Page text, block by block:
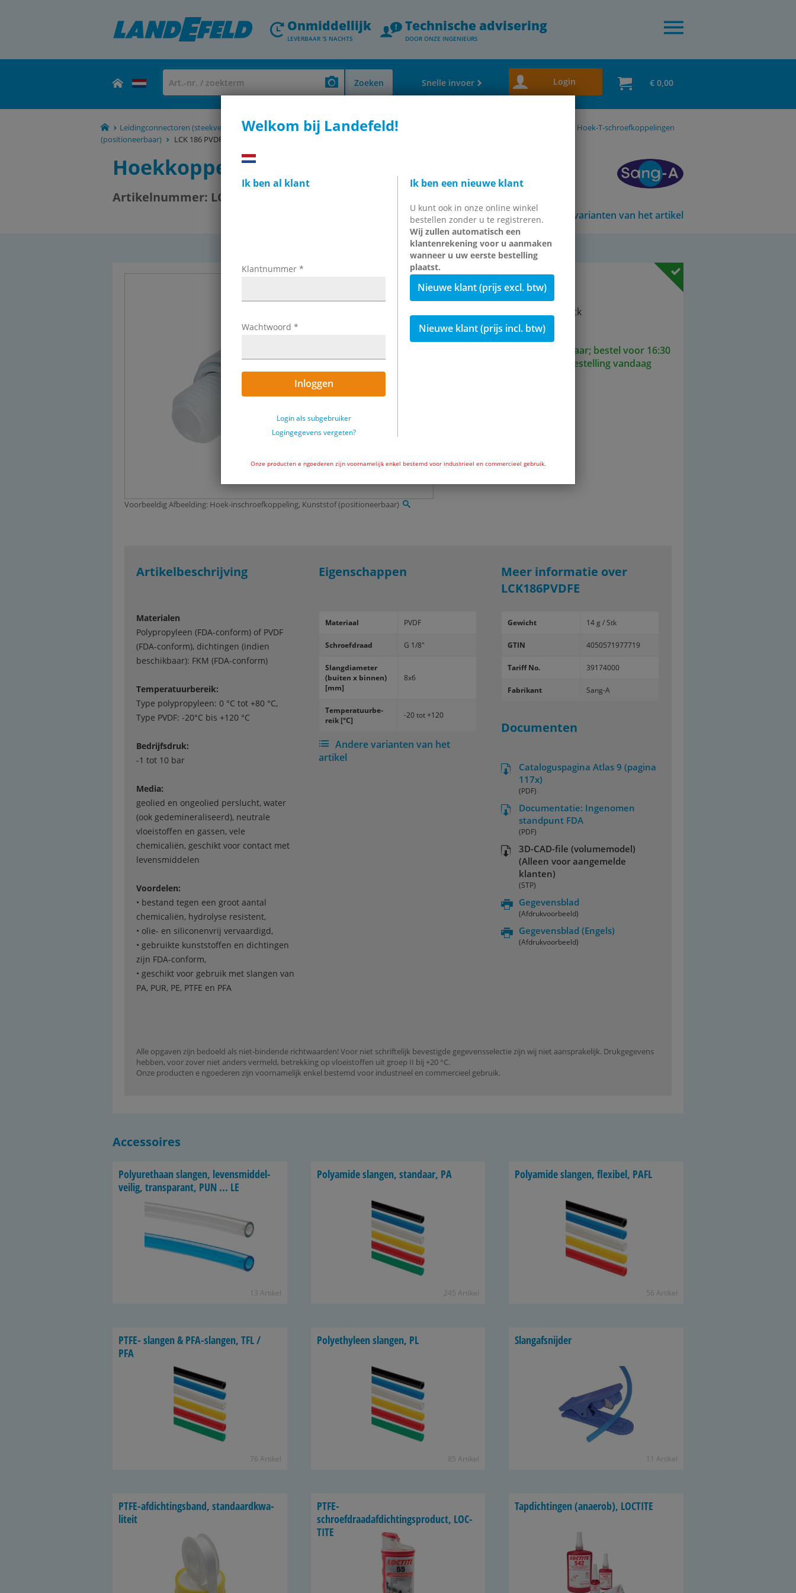
Welkom bij Landefeld!
Ik ben al klant
Klantnummer *
Wachtwoord *
Inloggen
Login als subgebruiker
Logingegevens vergeten?
Ik ben een nieuwe klant
U kunt ook in onze online winkel
bestellen zonder u te registreren.
Wij zullen automatisch een
klantenrekening voor u aanmaken
wanneer u uw eerste bestelling
plaatst.
Nieuwe klant (prijs excl. btw)
Nieuwe klant (prijs incl. btw)
Onze producten e ngoederen zijn voornamelijk enkel bestemd voor industrieel en commercieel gebruik.
Onmiddellijk
LEVERBAAR ‘S NACHTS
Technische advisering
DOOR ONZE INGENIEURS
Zoeken Snelle invoer Login € 0,00
Leidingconnectoren (steekverbindingen, koppelingen en slanghulsen) Slangschroefverbindingen van polypropyleen en PVDF
Hoek-T-schroefkoppelingen
(positioneerbaar)
LCK 186 PVDF E
Hoekkoppeling G 1/8"-8x6 mm, PVDF
Artikelnummer: LCK 186 PVDF E
Andere varianten van het artikel
incl. btw
Voorbeeldig Afbeelding: Hoek-inschroefkoppeling, Kunststof (positioneerbaar)
€ 63,12 incl. 19 % btw
Stk
Direct uit voorraad leverbaar; bestel voor 16:30
uur en we versturen uw bestelling vandaag
Artikelbeschrijving
Materialen
Polypropyleen (FDA-conform) of PVDF
(FDA-conform), dichtingen (indien
beschikbaar): FKM (FDA-conform)
Temperatuurbereik:
Type polypropyleen: 0 °C tot +80 °C,
Type PVDF: -20°C bis +120 °C
Bedrijfsdruk:
-1 tot 10 bar
Media:
geolied en ongeolied perslucht, water
(ook gedemineraliseerd), neutrale
vloeistoffen en gassen, vele
chemicaliën, geschikt voor contact met
levensmiddelen
Voordelen:
• bestand tegen een groot aantal
chemicaliën, hydrolyse resistent,
• olie- en siliconenvrij vervaardigd,
• gebruikte kunststoffen en dichtingen
zijn FDA-conform,
• geschikt voor gebruik met slangen van
PA, PUR, PE, PTFE en PFA
Eigenschappen
Ma­te­ri­aal PVDF
Schroef­draad G 1/8"
Slang­dia­me­ter
(bui­ten x bin­nen)
[mm]
8x6
Tem­pe­ra­tuur­be­
reik [°C]
-20 tot +120
Andere varianten van het
artikel
Meer informatie over
LCK186PVDFE
Gewicht 14 g / Stk
GTIN 4050571977719
Tariff No. 39174000
Fabrikant Sang-A
Documenten
Cataloguspagina Atlas 9 (pagina
117x)
(PDF)
Documentatie: Ingenomen
standpunt FDA
(PDF)
3D-CAD-file (volumemodel)
(Alleen voor aangemelde
klanten)
(STP)
Gegevensblad
(Afdrukvoorbeeld)
Gegevensblad (Engels)
(Afdrukvoorbeeld)
Alle opgaven zijn bedoeld als niet-bindende richtwaarden! Voor niet schriftelijk bevestigde gegevensselectie zijn wij niet aansprakelijk. Drukgegevens
hebben, voor zover niet anders vermeld, betrekking op vloeistoffen uit groep II bij +20 °C.
Onze producten e ngoederen zijn voornamelijk enkel bestemd voor industrieel en commercieel gebruik.
Accessoires
Po­ly­ure­thaan slan­gen, le­vens­mid­del­
vei­lig, trans­pa­rant, PUN ... LE
13 Ar­ti­kel
Po­ly­a­mi­de slan­gen, stan­daar, PA
245 Ar­ti­kel
Po­ly­a­mi­de slan­gen, flexi­bel, PAFL
56 Ar­ti­kel
PTFE- slan­gen & PFA-​slangen, TFL /
PFA
76 Ar­ti­kel
Po­ly­e­thy­leen slan­gen, PL
85 Ar­ti­kel
Slang­af­snij­der
11 Ar­ti­kel
PTFE-​afdichtingsband, stan­daard­kwa­
li­teit
PTFE-​
schroefdraadafdichtingsproduct, LOC­
TI­TE
Tap­dich­tin­gen (anae­rob), LOC­TI­TE